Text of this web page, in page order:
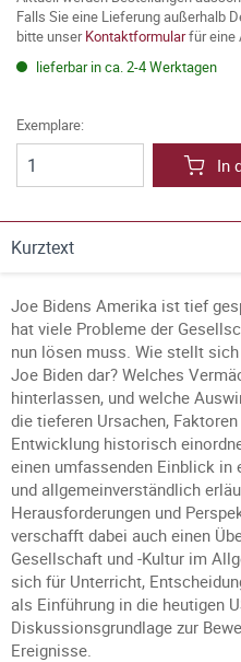
Falls Sie eine Lieferung außerhalb
bitte unserKontaktformularfür eine
lieferbar in ca. 2-4 Werktagen
Exemplare:
In
Kurztext
Joe Bidens Amerika ist tief
hat viele Probleme der
nun lösen muss. Wie stellt
Joe Biden dar? Welches
hinterlassen, und welche
die tieferen Ursachen,
Entwicklung historisch
einen umfassenden Einblick in
und allgemeinverständlich
Herausforderungen und
verschafft dabei auch einen
Gesellschaft und -Kultur im
sich für Unterricht,
als Einführung in die heutigen
Diskussionsgrundlage zur
Ereignisse.